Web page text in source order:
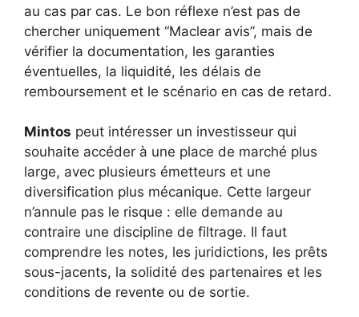
au cas par cas. Le bon réflexe n’est pas de
chercher uniquement “Maclear avis”, mais de
vérifier la documentation, les garanties
éventuelles, la liquidité, les délais de
remboursement et le scénario en cas de retard.
Mintos peut intéresser un investisseur qui
souhaite accéder à une place de marché plus
large, avec plusieurs émetteurs et une
diversification plus mécanique. Cette largeur
n’annule pas le risque : elle demande au
contraire une discipline de filtrage. Il faut
comprendre les notes, les juridictions, les prêts
sous-jacents, la solidité des partenaires et les
conditions de revente ou de sortie.